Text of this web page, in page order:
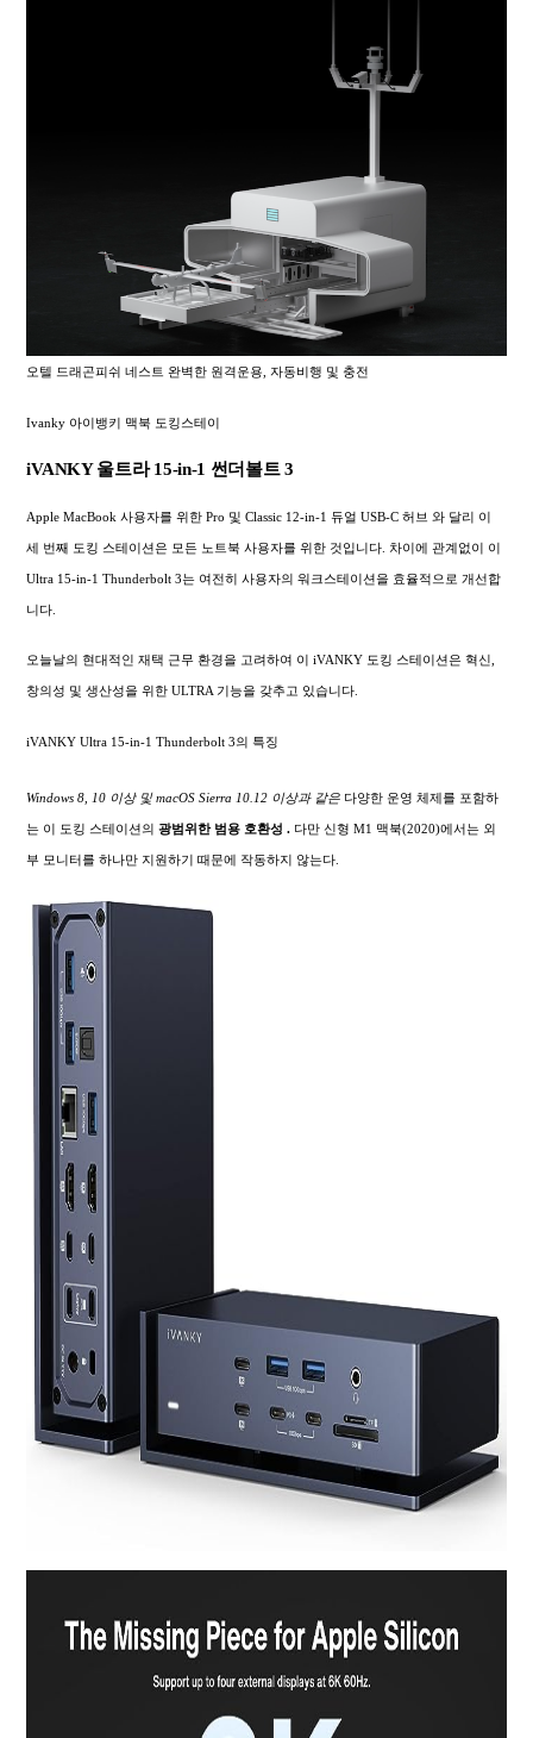
오텔 드래곤피쉬 네스트 완벽한 원격운용, 자동비행 및 충전
Ivanky 아이뱅키 맥북 도킹스테이
iVANKY 울트라 15-in-1 썬더볼트 3
Apple MacBook 사용자를 위한 Pro 및 Classic 12-in-1 듀얼 USB-C 허브 와 달리 이
세 번째 도킹 스테이션은 모든 노트북 사용자를 위한 것입니다. 차이에 관계없이 이
Ultra 15-in-1 Thunderbolt 3는 여전히 사용자의 워크스테이션을 효율적으로 개선합
니다.
오늘날의 현대적인 재택 근무 환경을 고려하여 이 iVANKY 도킹 스테이션은 혁신,
창의성 및 생산성을 위한 ULTRA 기능을 갖추고 있습니다.
iVANKY Ultra 15-in-1 Thunderbolt 3의 특징
Windows 8, 10 이상 및 macOS Sierra 10.12 이상과 같은 다양한 운영 체제를 포함하
는 이 도킹 스테이션의광범위한 범용 호환성 . 다만 신형 M1 맥북(2020)에서는 외
부 모니터를 하나만 지원하기 때문에 작동하지 않는다.